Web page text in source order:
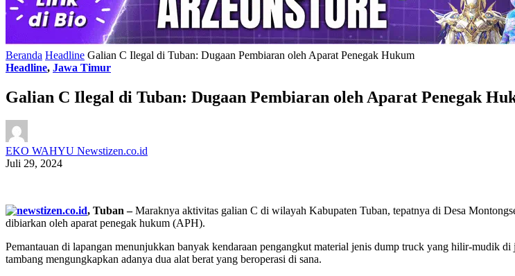
Beranda Headline Galian C Ilegal di Tuban: Dugaan Pembiaran oleh Aparat Penegak Hukum
Headline, Jawa Timur
Galian C Ilegal di Tuban: Dugaan Pembiaran oleh Aparat Penegak
EKO WAHYU Newstizen.co.id
Juli 29, 2024
, Tuban –Maraknya aktivitas galian C di wilayah Kabupaten Tuban, tepatnya di Desa
dibiarkan oleh aparat penegak hukum (APH).
Pemantauan di lapangan menunjukkan banyak kendaraan pengangkut material jenis dump truck yang hilir-mudik
tambang mengungkapkan adanya dua alat berat yang beroperasi di sana.